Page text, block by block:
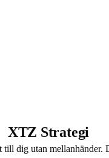
XTZ Strategi
dig utan mellanhänder.